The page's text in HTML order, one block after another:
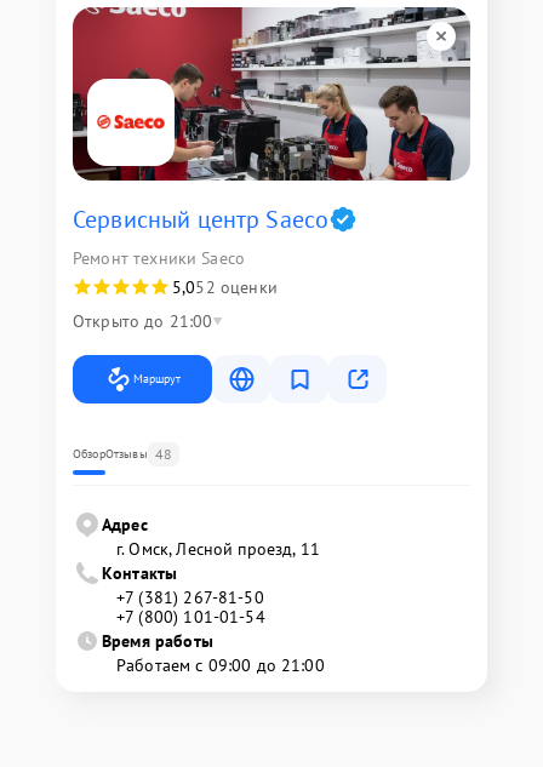
Сервисный центр Saeco
Ремонт техники Saeco
5,052 оценки
Открыто до 21:00
Маршрут
ОбзорОтзывы 48
Адрес
г. Омск, ​Лесной проезд, 11
Контакты
+7 (381) 267-81-50
+7 (800) 101-01-54
Время работы
Работаем с 09:00 до 21:00